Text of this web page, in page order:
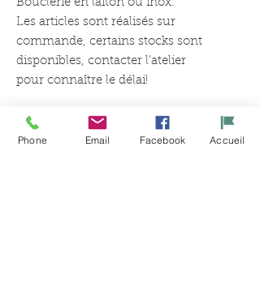
Bouclerie en laiton ou inox.
Les articles sont réalisés sur
commande, certains stocks sont
disponibles, contacter l’atelier
pour connaître le délai!
Phone Email Facebook Accueil